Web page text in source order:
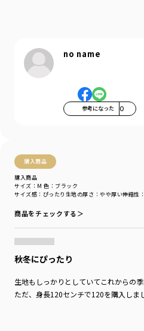
no name
参考になった 0
購入商品
購入商品
サイズ感 ：ぴったり 生地の厚さ ：やや厚い伸縮性
サイズ：M 色：ブラック
商品をチェックする＞
秋冬にぴったり
生地もしっかりとしていてこれからの
ただ、身長120センチで120を購入しま